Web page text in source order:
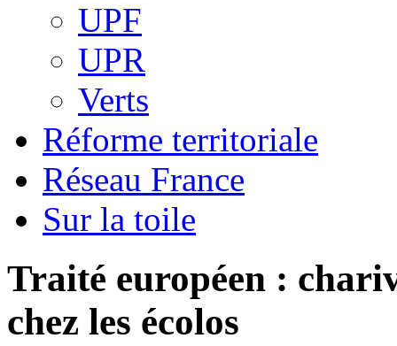
UPF
UPR
Verts
Réforme territoriale
Réseau France
Sur la toile
Traité européen :
chez les écolos